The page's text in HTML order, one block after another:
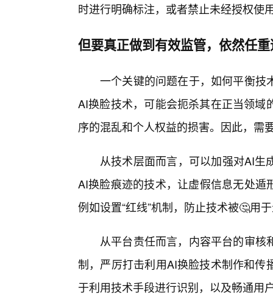
时进行明确标注，或者禁止未经授权使
但要真正做到有效监管，依然任
一个关键的问题在于，如何平衡技
AI换脸技术，可能会扼杀其在正当领
序的混乱和个人权益的损害。因此，需
从技术层面而言，可以加强对AI生
AI换脸痕迹的技术，让虚假信息无处
例如设置“红线”机制，防止技术被🤔用
从平台责任而言，内容平台的审
制，严厉打击利用AI换脸技术制作和
于利用技术手段进行识别，以及畅通用